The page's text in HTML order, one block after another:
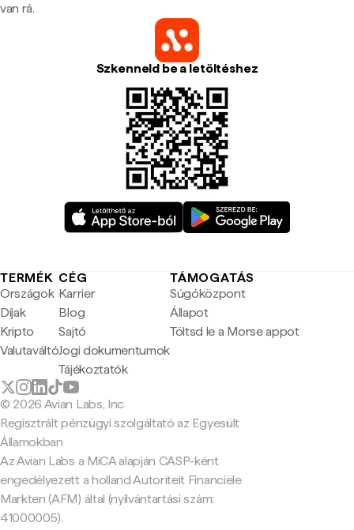
van rá.
Szkenneld be a letöltéshez
TERMÉK
Országok
Díjak
Kripto
Valutaváltó
CÉG
Karrier
Blog
Sajtó
Jogi dokumentumok
Tájékoztatók
TÁMOGATÁS
Súgóközpont
Állapot
Töltsd le a Morse appot
© 2026 Avian Labs, Inc
Regisztrált pénzügyi szolgáltató az Egyesült
Államokban
Az Avian Labs a MiCA alapján CASP-ként
engedélyezett a holland Autoriteit Financiële
Markten (AFM) által (nyilvántartási szám:
41000005).